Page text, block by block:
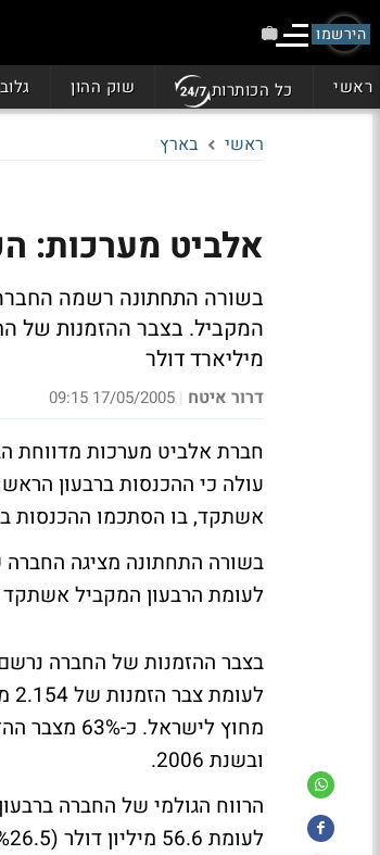
הירשמו
ראשי כל הכותרות שוק ההון
ראשי בארץ
אלביט מערכות: הכנסות של 230
מיליארד דולר
דרור איטח |
17/05/2005 09:15
אשתקד, בו הסתכמו ההכנסות ב-216 מיליון
לעומת הרבעון המקביל אשתקד שהסתכם
ובשנת 2006.
לעומת 56.6 מיליון דולר (%26.5 מההכנסות) ברבעון המקביל אשתקד.